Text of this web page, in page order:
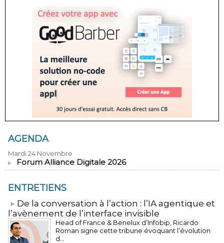
AGENDA
Mardi 24 Novembre
Forum Alliance Digitale 2026
ENTRETIENS
​De la conversation à l’action : l’IA agentique et
l’avènement de l’interface invisible
Head of France & Benelux d’Infobip, Ricardo
Roman signe cette tribune évoquant l’évolution
d...